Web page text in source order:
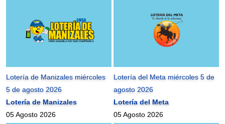
Lotería de Manizales miércoles
5 de agosto 2026
Lotería de Manizales
05 Agosto 2026
Lotería del Meta miércoles 5 de
agosto 2026
Lotería del Meta
05 Agosto 2026